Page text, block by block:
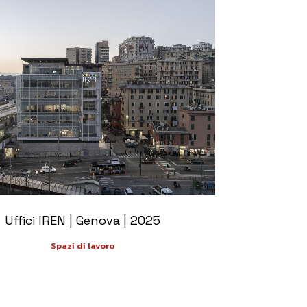
+
Uffici IREN | Genova | 2025
Spazi di lavoro